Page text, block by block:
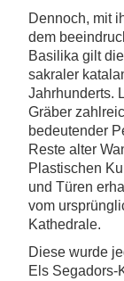
Dennoch, mit
dem
Basilika gilt
sakraler
Jahrhunderts.
Gräber
bedeutender
Reste alter
Plastischen
und Türen
vom
Kathedrale.
Diese wurde
Els Segadors-